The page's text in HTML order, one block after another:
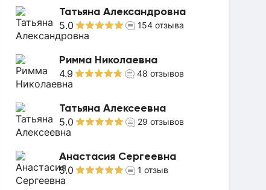
Татьяна Александровна
5.0 154 отзыва
Римма Николаевна
4.9 48 отзывов
Татьяна Алексеевна
5.0 29 отзывов
Анастасия Сергеевна
5.0 1 отзыв